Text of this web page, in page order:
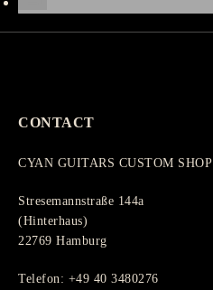
CONTACT
CYAN GUITARS CUSTOM SHOP
Stresemannstraße 144a
(Hinterhaus)
22769 Hamburg
Telefon: +49 40 3480276